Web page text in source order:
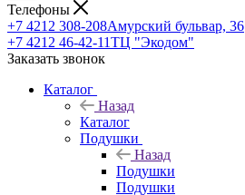
Телефоны
+7 4212 308-208Амурский бульвар, 36
+7 4212 46-42-11ТЦ "Экодом"
Заказать звонок
Каталог
Назад
Каталог
Подушки
Назад
Подушки
Подушки